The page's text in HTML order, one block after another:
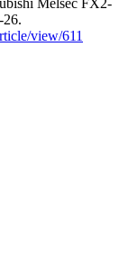
26.
view/611